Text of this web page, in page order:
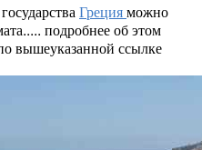
Грецияможно
подробнее об этом
вышеуказанной ссылке